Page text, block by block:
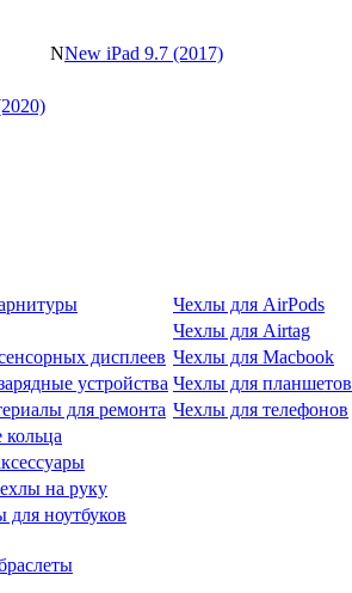
NNew iPad 9.7 (2017)
Чехлы для AirPods
Чехлы для Airtag
дисплеев Чехлы для Macbook
устройства Чехлы для планшетов
для ремонта Чехлы для телефонов
на руку
ноутбуков